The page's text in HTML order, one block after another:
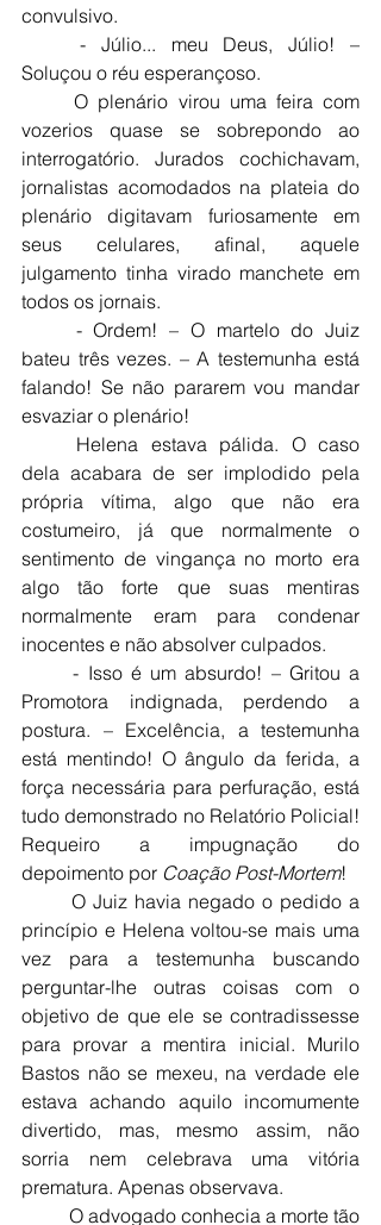
convulsivo.
Soluçou o réu esperançoso.
	O plenário virou uma feira com
vozerios quase se sobrepondo ao
interrogatório. Jurados cochichavam,
jornalistas acomodados na plateia do
plenário digitavam furiosamente em
seus celulares, afinal, aquele
julgamento tinha virado manchete em
todos os jornais.
bateu três vezes. – A testemunha está
falando! Se não pararem vou mandar
esvaziar o plenário!
dela acabara de ser implodido pela
própria vítima, algo que não era
costumeiro, já que normalmente o
sentimento de vingança no morto era
algo tão forte que suas mentiras
normalmente eram para condenar
inocentes e não absolver culpados.
	- Isso é um absurdo! – Gritou a
Promotora indignada, perdendo a
postura. – Excelência, a testemunha
está mentindo! O ângulo da ferida, a
força necessária para perfuração, está
tudo demonstrado no Relatório Policial!
Requeiro a impugnação do
depoimento por Coação Post-Mortem!
princípio e Helena voltou-se mais uma
vez para a testemunha buscando
perguntar-lhe outras coisas com o
objetivo de que ele se contradissesse
para provar a mentira inicial. Murilo
Bastos não se mexeu, na verdade ele
estava achando aquilo incomumente
divertido, mas, mesmo assim, não
sorria nem celebrava uma vitória
prematura. Apenas observava.